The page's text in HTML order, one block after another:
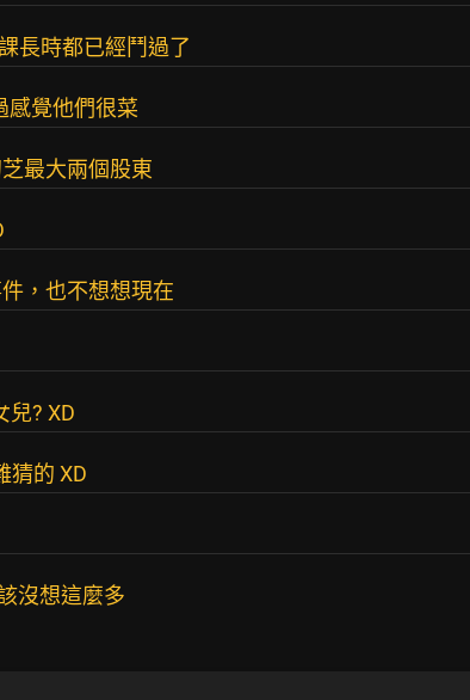
長時都已經鬥過了
感覺他們很菜
最大兩個股東
，也不想想現在
兒? XD
猜的 XD
沒想這麼多